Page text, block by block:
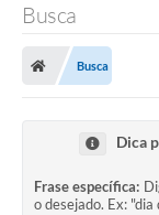
Busca
Busca
Dica
Frase específica:
o desejado. Ex: "dia